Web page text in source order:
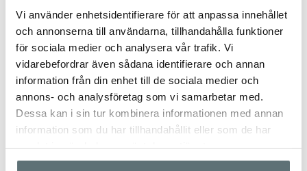
Vi använder enhetsidentifierare för att anpassa innehållet
och annonserna till användarna, tillhandahålla funktioner
för sociala medier och analysera vår trafik. Vi
vidarebefordrar även sådana identifierare och annan
information från din enhet till de sociala medier och
annons- och analysföretag som vi samarbetar med.
Dessa kan i sin tur kombinera informationen med annan
information som du har tillhandahållit eller som de har
MEINDL
BADIA MID BRED LÄST
3 999 kr
MEINDL
NORDKAP PRO
5 499 kr